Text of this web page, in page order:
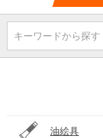
キーワードから探す
油絵具